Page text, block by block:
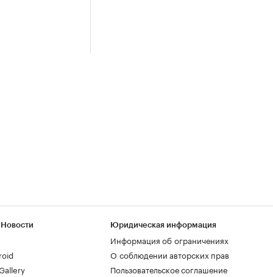
Юридическая информация
Информация об ограничениях
О соблюдении авторских прав
Пользовательское соглашение